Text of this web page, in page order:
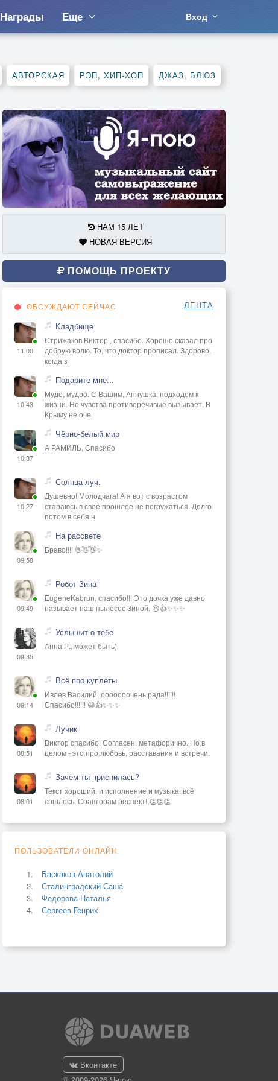
Награды Еще Вход
АВТОРСКАЯ РЭП, ХИП-ХОП ДЖАЗ, БЛЮЗ
НАМ 15 ЛЕТ
НОВАЯ ВЕРСИЯ
ПОМОЩЬ ПРОЕКТУ
ОБСУЖДАЮТ СЕЙЧАС ЛЕНТА
11:00
Кладбище
Стрижаков Виктор , спасибо. Хорошо сказал про
добрую волю. То, что доктор прописал. Здорово,
когда з
10:43
Подарите мне...
Мудо, мудро. С Вашим, Аннушка, подходом к
жизни. Но чувства противоречивые вызывает. В
Крыму не оче
10:37
Чёрно-белый мир
А РАМИЛЬ, Спасибо
10:27
Солнца луч.
Душевно! Молодчага! А я вот с возрастом
стараюсь в своё прошлое не погружаться. Долго
потом в себя н
09:58
На рассвете
Браво!!!! 👋👋👋✨
09:49
Робот Зина
EugeneKabrun, спасибо!!! Это дочка уже давно
называет наш пылесос Зиной. 😃👍✨✨✨
09:35
Услышит о тебе
Анна Р., может быть)
09:14
Всё про куплеты
Ивлев Василий, ооооооочень рада!!!!!!
Спасибо!!!!!! 😃👍✨✨✨
08:51
Лучик
Виктор спасибо! Согласен, метафорично. Но в
целом - это про любовь, расставания и встречи.
08:01
Зачем ты приснилась?
Текст хороший, и исполнение и музыка, всё
сошлось. Соавторам респект! 👏👏👏
ПОЛЬЗОВАТЕЛИ ОНЛАЙН
Баскаков Анатолий
Сталинградский Саша
Фёдорова Наталья
Сергеев Генрих
Вконтакте